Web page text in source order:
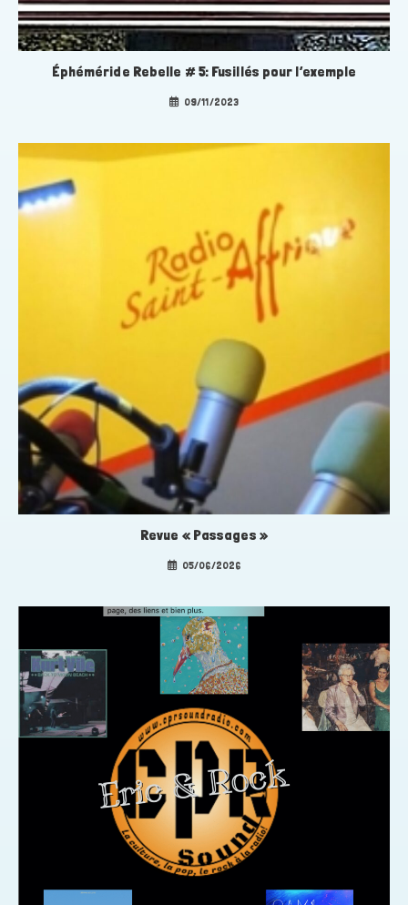
Éphéméride Rebelle # 5: Fusillés pour l’exemple
09/11/2023
Revue « Passages »
05/06/2026